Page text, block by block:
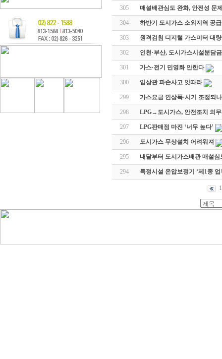
305 매설배관심도 완화, 안전성 문
304 하반기 도시가스 소외지역 공
303 원격검침 디지털 가스미터 대
302 인천·부산, 도시가스시설분담
301 가스·전기 민영화 안한다
300 입상관 파손사고 잇따라
299 가스요금 인상폭·시기 조정되나
298 LPG→도시가스, 안전조치 의
297 LPG판매점 마진 ‘너무 높다’
296 도시가스 무상설치 어려워져
295 내달부터 도시가스배관 매설심
294 특정시설 온압보정기 ‘제1종 업
1